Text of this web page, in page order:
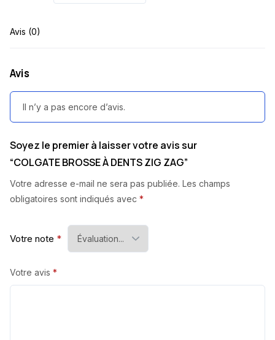
Avis (0)
Avis
Il n’y a pas encore d’avis.
Soyez le premier à laisser votre avis sur
“COLGATE BROSSE À DENTS ZIG ZAG”
Votre adresse e-mail ne sera pas publiée. Les champs
obligatoires sont indiqués avec *
Votre note *
Votre avis *